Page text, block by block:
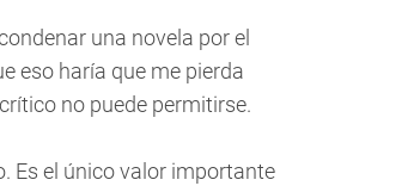
una novela por el
eso haría que me pierda
no puede permitirse.
Es el único valor importante